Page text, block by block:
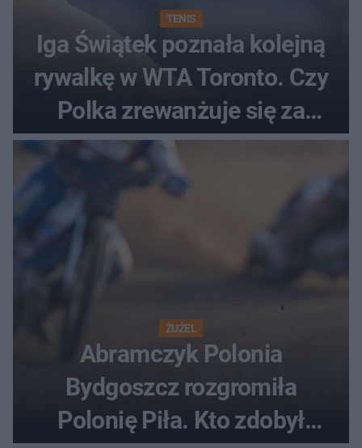
TENIS
Iga Świątek poznała kolejną
rywalkę w WTA Toronto. Czy
Polka zrewanżuje się za
ostatnią porażkę?
ŻUŻEL
Abramczyk Polonia
Bydgoszcz rozgromiła
Polonię Piła. Kto zdobył